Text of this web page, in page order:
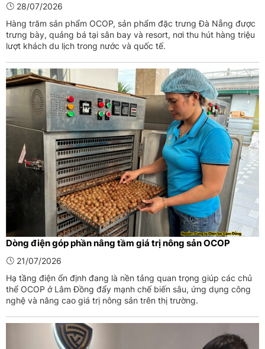
28/07/2026
Hàng trăm sản phẩm OCOP, sản phẩm đặc trưng Đà Nẵng được
trưng bày, quảng bá tại sân bay và resort, nơi thu hút hàng triệu
lượt khách du lịch trong nước và quốc tế.
Dòng điện góp phần nâng tầm giá trị nông sản OCOP
21/07/2026
Hạ tầng điện ổn định đang là nền tảng quan trọng giúp các chủ
thể OCOP ở Lâm Đồng đẩy mạnh chế biến sâu, ứng dụng công
nghệ và nâng cao giá trị nông sản trên thị trường.